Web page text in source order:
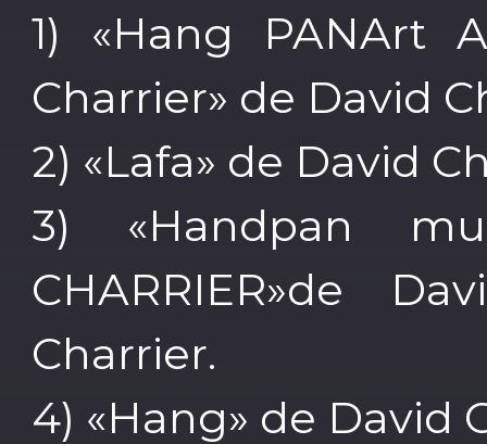
1) «Hang PANArt
Charrier» de David
2) «Lafa» de David
3) «Handpan
CHARRIER»de
Charrier.
4) «Hang» de David